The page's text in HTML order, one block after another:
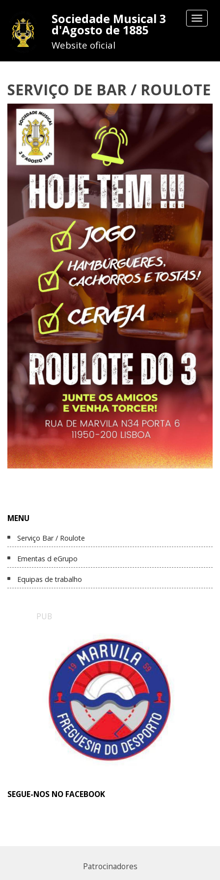
Toggle
Sociedade Musical 3
d'Agosto de 1885
Website oficial
SERVIÇO DE BAR / ROULOTE
MENU
Serviço Bar / Roulote
Ementas d eGrupo
Equipas de trabalho
PUB
SEGUE-NOS NO FACEBOOK
Patrocinadores